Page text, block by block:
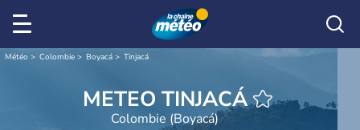
Météo Colombie Boyacá Tinjacá
METEO TINJACÁ
Colombie (Boyacá)